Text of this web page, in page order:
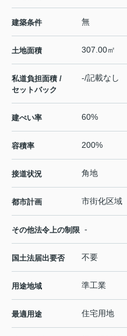
建築条件 無
土地面積 307.00㎡
私道負担面積 /
セットバック
-/記載なし
建ぺい率 60%
容積率 200%
接道状況 角地
都市計画 市街化区域
その他法令上の制限 -
国土法届出要否 不要
用途地域 準工業
最適用途 住宅用地